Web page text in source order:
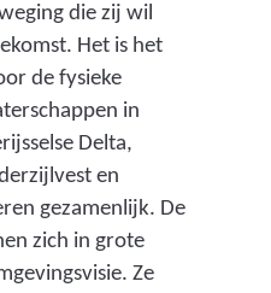
l
n
w
a
r
die zij wil
Het is het
de fysieke
in
Delta,
en
gezamenlijk. De
zich in grote
Ze